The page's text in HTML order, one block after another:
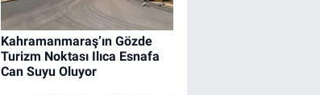
Kahramanmaraş’ın Gözde
Turizm Noktası Ilıca Esnafa
Can Suyu Oluyor